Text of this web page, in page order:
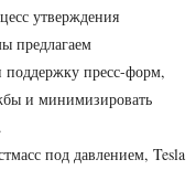
утверждения
предлагаем
поддержку пресс-форм,
и минимизировать
под давлением, Tesla